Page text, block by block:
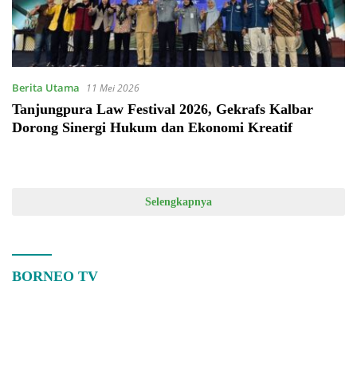
Berita Utama 11 Mei 2026
Tanjungpura Law Festival 2026, Gekrafs Kalbar
Dorong Sinergi Hukum dan Ekonomi Kreatif
Selengkapnya
BORNEO TV